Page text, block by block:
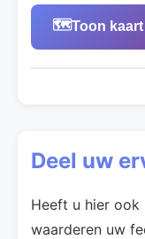
🗺️Toon kaart
Deel uw
Heeft u hier ook
waarderen uw